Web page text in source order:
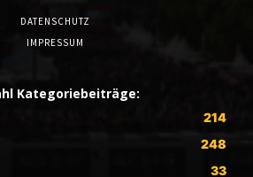
DATENSCHUTZ
IMPRESSUM
Kategoriebeiträge:
214
248
33